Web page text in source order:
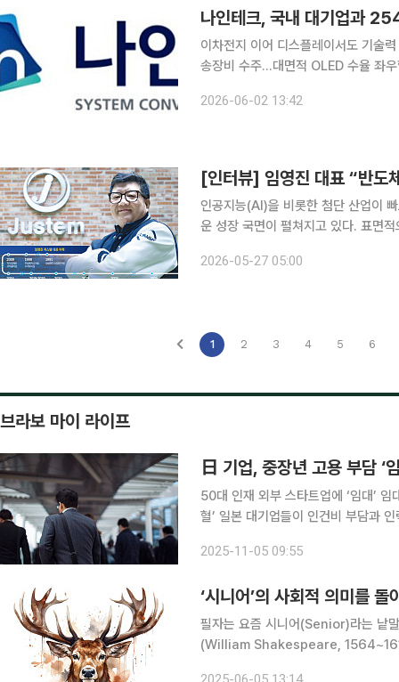
이차전지 이어 디스플레이서도 기술
송장비 수주…대면적 OLED 수율 좌우할 핵심 기술 토탈 에너지 솔루션
선정되며 약 254억원 규모의 디스플
2026-06-02 13:42
인공지능(AI)을 비롯한 첨단 산업이
운 성장 국면이 펼쳐지고 있다. 표면
에서 소부장은 기술 한계를 돌파하는
2026-05-27 05:00
1 2 3 4 5 6
브라보 마이 라이프
日 기업, 중장년 고용 부담 ‘
50대 인재 외부 스타트업에 ‘임대’ 임
혈’ 일본 대기업들이 인건비 부담과 인력 적체라는 두 가지 숙제를 풀기 위해 ‘임대 제도’라는 새로운
기대되는 선수를 다른 팀에 잠시 맡겼
2025-11-05 09:55
‘시니어’의 사회적 의미를 돌
필자는 요즘 시니어(Senior)라는 낱말의 무게감을
(William Shakespeare,